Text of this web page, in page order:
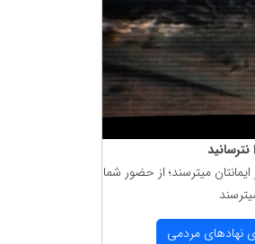
میترسند؛ از حضور شما
نهادهای مردمی